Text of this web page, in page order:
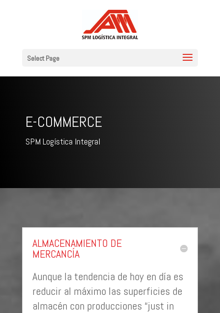
Select Page
E-COMMERCE
SPM Logística Integral
ALMACENAMIENTO DE
MERCANCÍA
Aunque la tendencia de hoy en día es
reducir al máximo las superficies de
almacén con producciones “just in